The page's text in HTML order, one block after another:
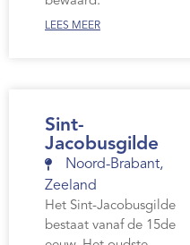
LEES MEER
Sint-
Jacobusgilde
Noord-Brabant,
Zeeland
Het Sint-Jacobusgilde
bestaat vanaf de 15de